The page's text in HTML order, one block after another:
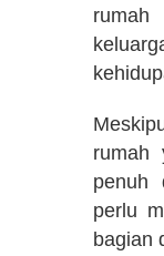
rumah
penuh
perlu
bagian